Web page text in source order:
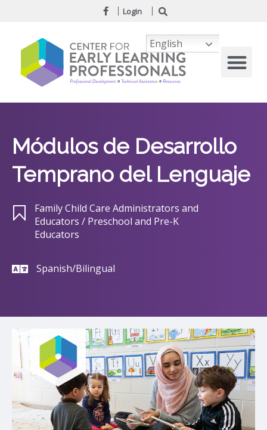
Login
Módulos de Desarrollo
Temprano del Lenguaje
Family Child Care Administrators and
Educators / Preschool and Pre-K
Educators
Spanish/Bilingual
English